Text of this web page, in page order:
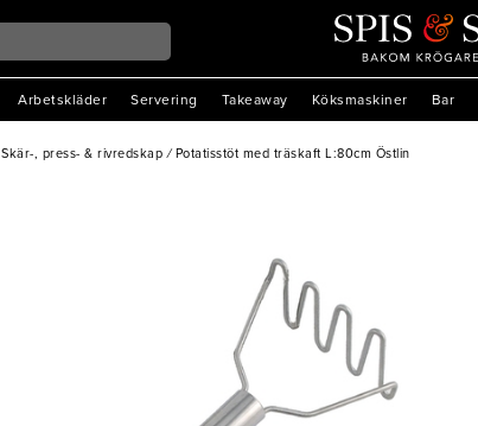
Arbetskläder Servering Takeaway Köksmaskiner Bar
Skär-, press- & rivredskap / Potatisstöt med träskaft L:80cm Östlin